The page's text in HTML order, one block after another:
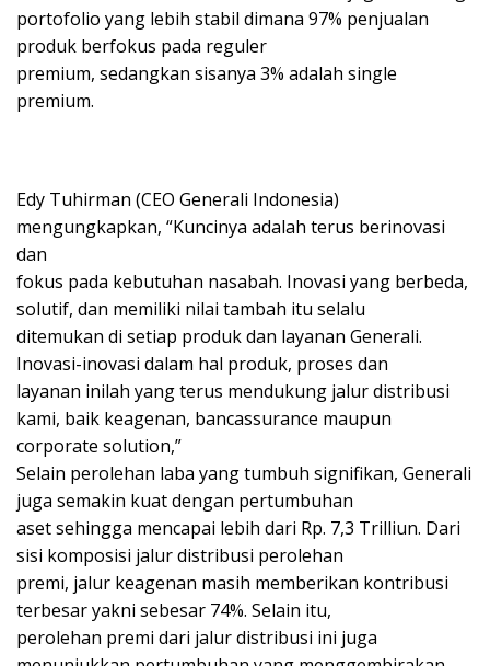
portofolio yang lebih stabil dimana 97% penjualan
produk berfokus pada reguler
premium, sedangkan sisanya 3% adalah single
premium.
Edy Tuhirman (CEO Generali Indonesia)
mengungkapkan, “Kuncinya adalah terus berinovasi
dan
fokus pada kebutuhan nasabah. Inovasi yang berbeda,
solutif, dan memiliki nilai tambah itu selalu
ditemukan di setiap produk dan layanan Generali.
Inovasi-inovasi dalam hal produk, proses dan
layanan inilah yang terus mendukung jalur distribusi
kami, baik keagenan, bancassurance maupun
corporate solution,”
Selain perolehan laba yang tumbuh signifikan, Generali
juga semakin kuat dengan pertumbuhan
aset sehingga mencapai lebih dari Rp. 7,3 Trilliun. Dari
sisi komposisi jalur distribusi perolehan
premi, jalur keagenan masih memberikan kontribusi
terbesar yakni sebesar 74%. Selain itu,
perolehan premi dari jalur distribusi ini juga